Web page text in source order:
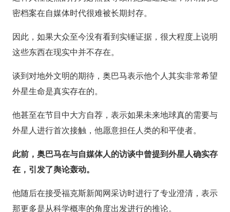
密档案在自媒体时代很难被长期封存。
因此，如果大众至今没有看到实锤证据，很大程度上说明
这些东西在现实中并不存在。
谈到对地外文明的期待，奥巴马表示他个人其实非常希望
外星生命是真实存在的。
他甚至在节目中大方自荐，表示如果未来地球真的需要与
外星人进行首次接触，他愿意担任人类的和平使者。
此前，奥巴马在与自媒体人的访谈中曾提到外星人确实存
在，引发了舆论轰动。
他随后在接受福克斯新闻网采访时进行了专业澄清，表示
那更多是从科学概率的角度出发进行的推论。